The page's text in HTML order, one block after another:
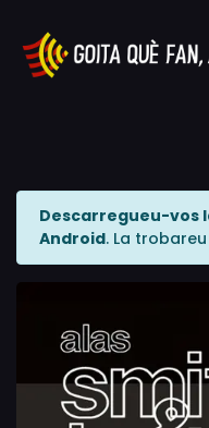
Descarregueu-vos
Android. La